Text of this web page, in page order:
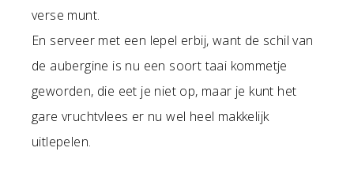
verse munt.
En serveer met een lepel erbij, want de schil van
de aubergine is nu een soort taai kommetje
geworden, die eet je niet op, maar je kunt het
gare vruchtvlees er nu wel heel makkelijk
uitlepelen.